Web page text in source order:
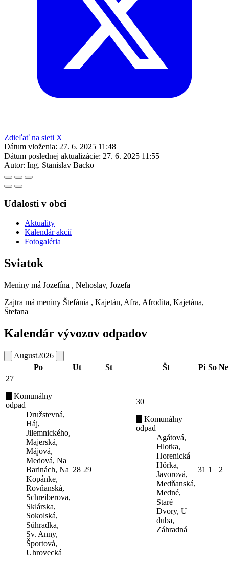
Zdieľať na sieti X
Dátum vloženia: 27. 6. 2025 11:48
Dátum poslednej aktualizácie: 27. 6. 2025 11:55
Autor: Ing. Stanislav Backo
Udalosti v obci
Aktuality
Kalendár akcií
Fotogaléria
Sviatok
Meniny má Jozefína , Nehoslav, Jozefa
Zajtra má meniny Štefánia , Kajetán, Afra, Afrodita, Kajetána,
Štefana
Kalendár vývozov odpadov
August2026
Po
Ut St Št Pi So Ne
27
Komunálny
odpad
Družstevná,
Háj,
Jilemnického,
Majerská,
Májová,
Medová, Na
Barinách, Na
Kopánke,
Rovňanská,
Schreiberova,
Sklárska,
Sokolská,
Súhradka,
Sv. Anny,
Športová,
Uhrovecká
28 29
30
Komunálny
odpad
Agátová,
Hlotka,
Horenická
Hôrka,
Javorová,
Medňanská,
Medné,
Staré
Dvory, U
duba,
Záhradná
31 1 2